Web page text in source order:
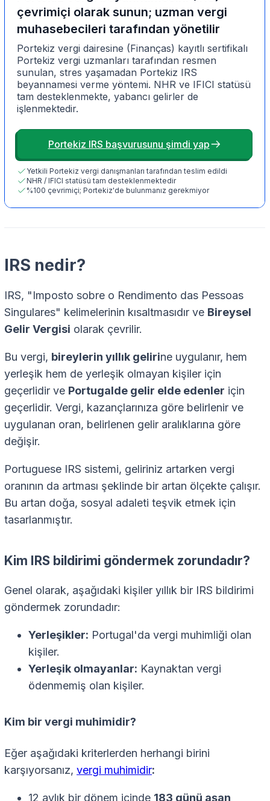
çevrimiçi olarak sunun; uzman vergi
muhasebecileri tarafından yönetilir
Portekiz vergi dairesine (Finanças) kayıtlı sertifikalı
Portekiz vergi uzmanları tarafından resmen
sunulan, stres yaşamadan Portekiz IRS
beyannamesi verme yöntemi. NHR ve IFICI statüsü
tam desteklenmekte, yabancı gelirler de
işlenmektedir.
Portekiz IRS başvurusunu şimdi yap
Yetkili Portekiz vergi danışmanları tarafından teslim edildi
NHR / IFICI statüsü tam desteklenmektedir
%100 çevrimiçi; Portekiz'de bulunmanız gerekmiyor
IRS nedir?
IRS, "Imposto sobre o Rendimento das Pessoas
Singulares" kelimelerinin kısaltmasıdır ve Bireysel
Gelir Vergisi olarak çevrilir.
Bu vergi, bireylerin yıllık gelirine uygulanır, hem
yerleşik hem de yerleşik olmayan kişiler için
geçerlidir ve Portugalde gelir elde edenler için
geçerlidir. Vergi, kazançlarınıza göre belirlenir ve
uygulanan oran, belirlenen gelir aralıklarına göre
değişir.
Portuguese IRS sistemi, geliriniz artarken vergi
oranının da artması şeklinde bir artan ölçekte çalışır.
Bu artan doğa, sosyal adaleti teşvik etmek için
tasarlanmıştır.
Kim IRS bildirimi göndermek zorundadır?
Genel olarak, aşağıdaki kişiler yıllık bir IRS bildirimi
göndermek zorundadır:
Yerleşikler: Portugal'da vergi muhimliği olan
kişiler.
Yerleşik olmayanlar: Kaynaktan vergi
ödenmemiş olan kişiler.
Kim bir vergi muhimidir?
Eğer aşağıdaki kriterlerden herhangi birini
karşıyorsanız, vergi muhimidir:
12 aylık bir dönem içinde 183 günü aşan